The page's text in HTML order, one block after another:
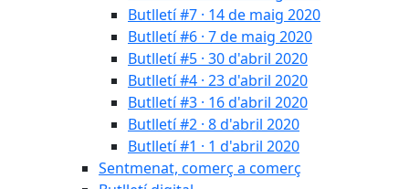
Butlletí #7 · 14 de maig 2020
Butlletí #6 · 7 de maig 2020
Butlletí #5 · 30 d'abril 2020
Butlletí #4 · 23 d'abril 2020
Butlletí #3 · 16 d'abril 2020
Butlletí #2 · 8 d'abril 2020
Butlletí #1 · 1 d'abril 2020
Sentmenat, comerç a comerç